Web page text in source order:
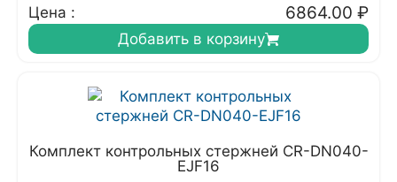
Цена :
6864.00 ₽
Добавить в корзину
Комплект контрольных стержней CR-DN040-
EJF16